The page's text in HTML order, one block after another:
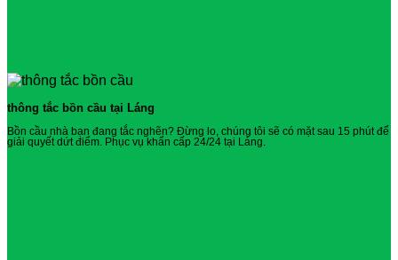
thông tắc bồn cầu tại Láng
Bồn cầu nhà bạn đang tắc nghẽn? Đừng lo, chúng tôi sẽ có mặt sau 15 phút để
giải quyết dứt điểm. Phục vụ khẩn cấp 24/24 tại Láng.